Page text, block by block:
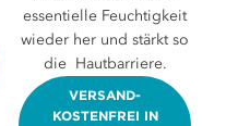
essentielle Feuchtigkeit
wieder her und stärkt so
die Hautbarriere.
VERSAND-
KOSTENFREI IN